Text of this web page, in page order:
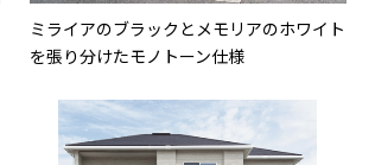
ミライアのブラックとメモリアのホワイト
を張り分けたモノトーン仕様